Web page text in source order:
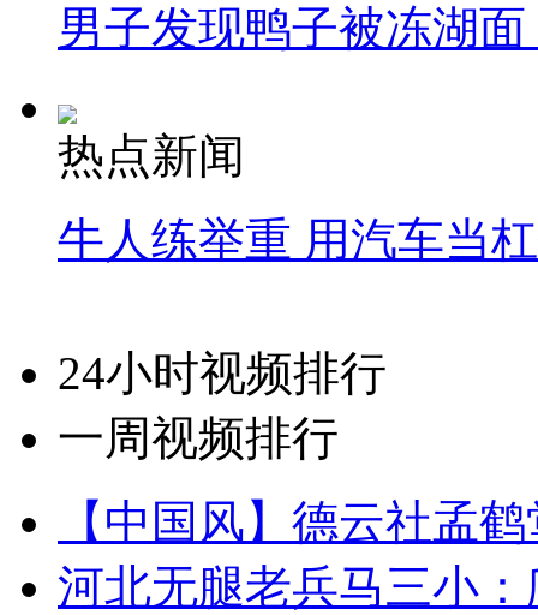
男子发现鸭子被冻湖
热点新闻
牛人练举重 用汽车当
24小时视频排行
一周视频排行
【中国风】德云社孟
河北无腿老兵马三小